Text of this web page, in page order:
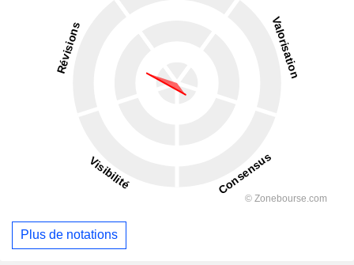
Plus de notations